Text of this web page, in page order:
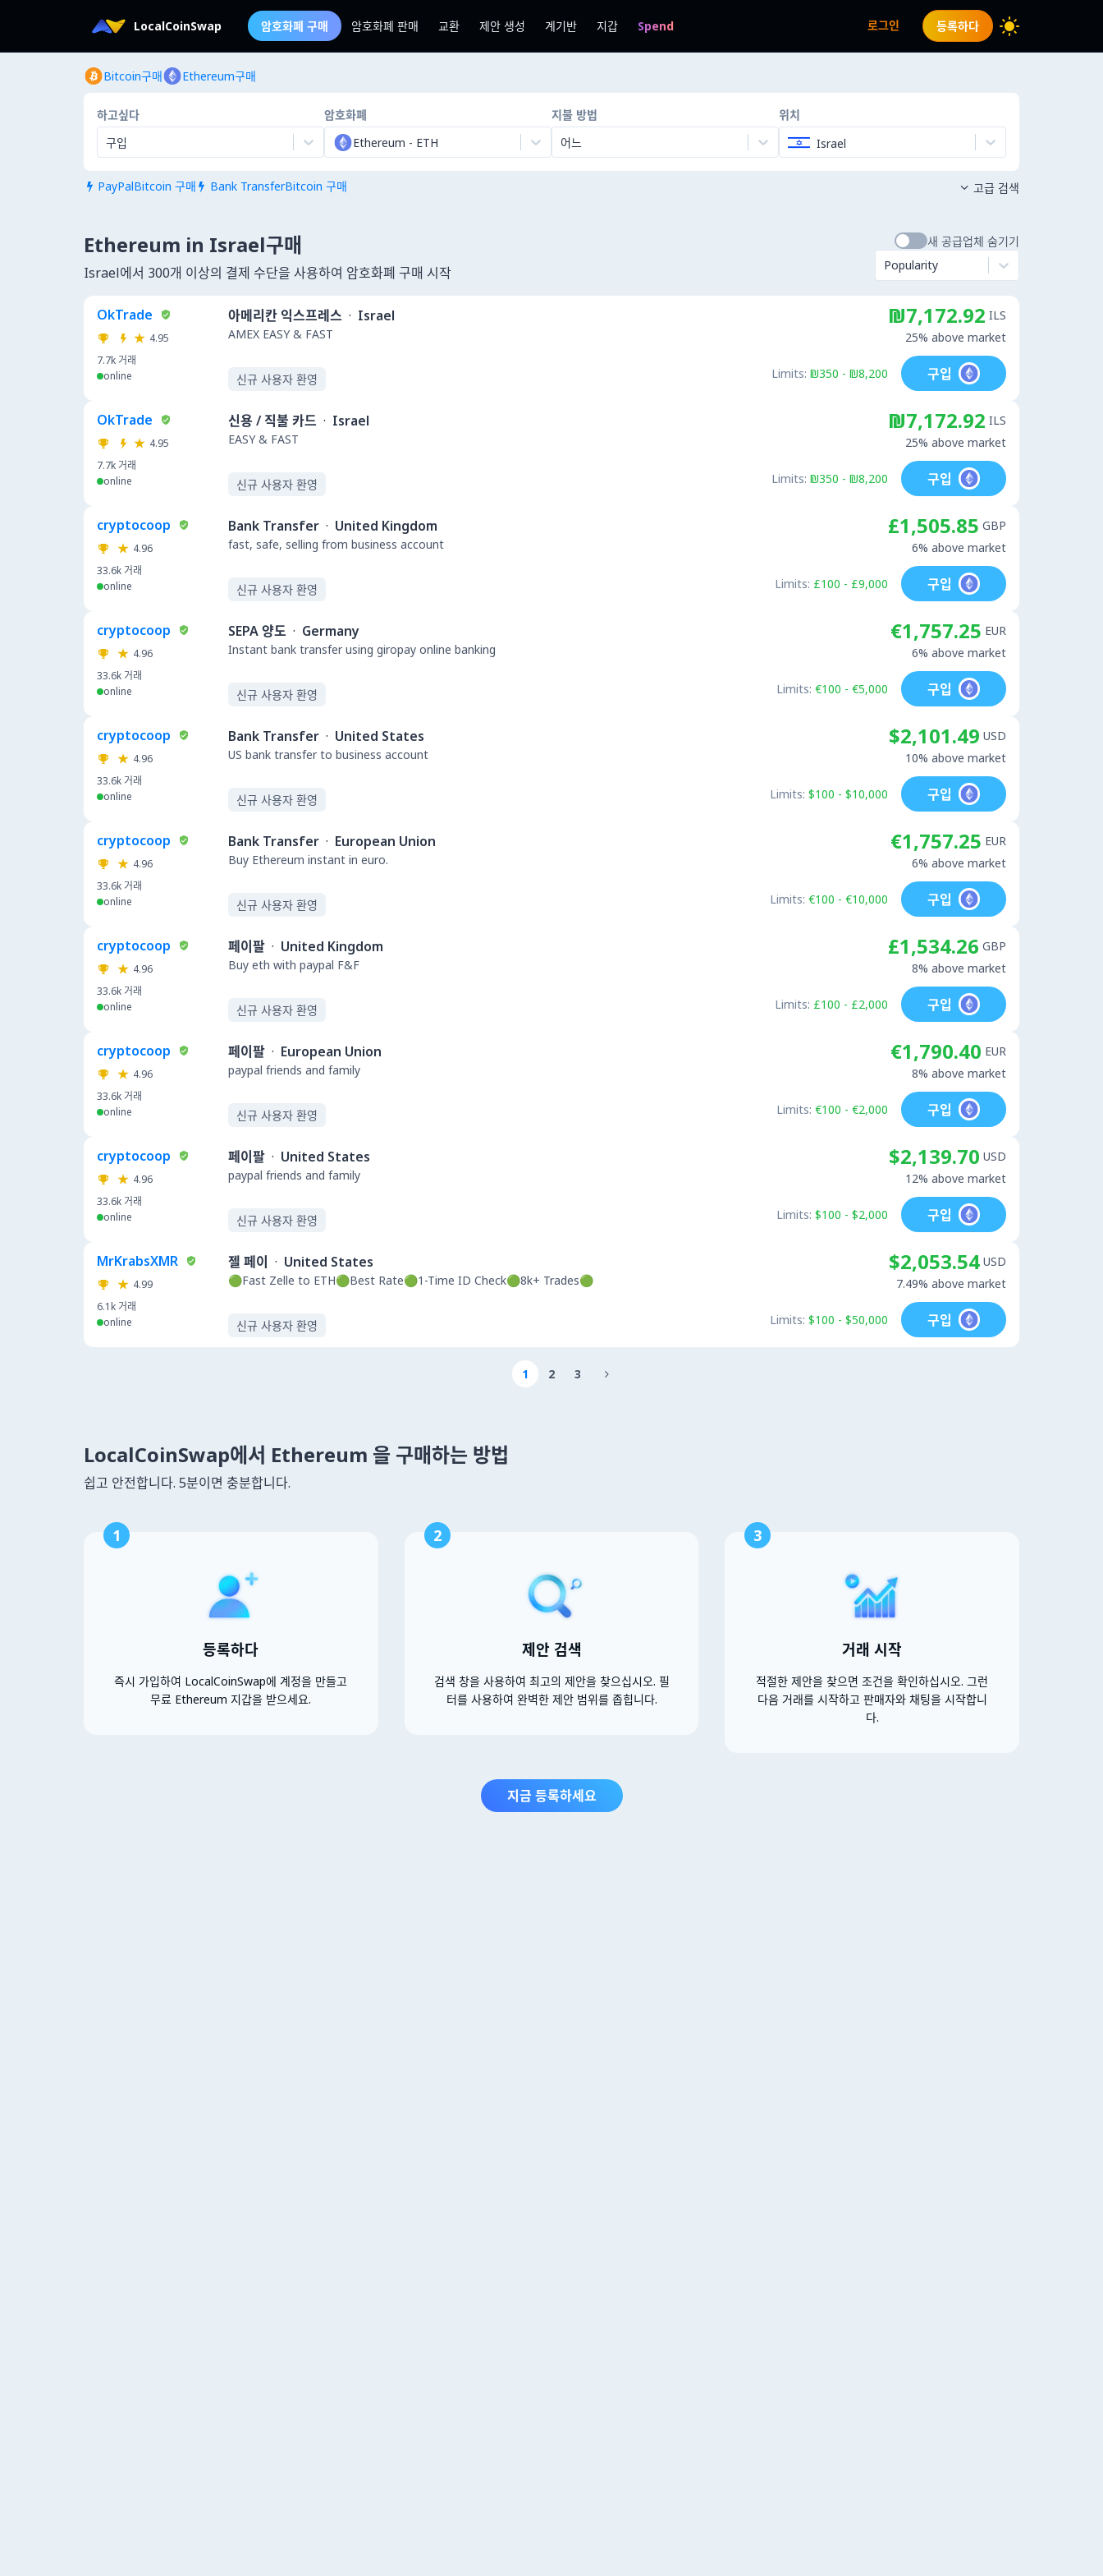
LocalCoinSwap 암호화폐 구매 암호화폐 판매 교환 제안 생성 계기반 지갑 Spend 로그인 등록하다
Bitcoin구매 Ethereum구매
하고싶다
구입
암호화폐
Ethereum - ETH
지불 방법
어느
위치
Israel
 PayPalBitcoin 구매  Bank TransferBitcoin 구매  고급 검색
Ethereum in Israel구매
Israel에서 300개 이상의 결제 수단을 사용하여 암호화폐 구매 시작
새 공급업체 숨기기
Popularity
OkTrade
4.95
7.7k 거래
online
아메리칸 익스프레스 · Israel
AMEX EASY & FAST
신규 사용자 환영
₪7,172.92 ILS
25% above market
Limits: ₪350 - ₪8,200 구입
OkTrade
4.95
7.7k 거래
online
신용 / 직불 카드 · Israel
EASY & FAST
신규 사용자 환영
₪7,172.92 ILS
25% above market
Limits: ₪350 - ₪8,200 구입
cryptocoop
4.96
33.6k 거래
online
Bank Transfer · United Kingdom
fast, safe, selling from business account
신규 사용자 환영
£1,505.85 GBP
6% above market
Limits: £100 - £9,000 구입
cryptocoop
4.96
33.6k 거래
online
SEPA 양도 · Germany
Instant bank transfer using giropay online banking
신규 사용자 환영
€1,757.25 EUR
6% above market
Limits: €100 - €5,000 구입
cryptocoop
4.96
33.6k 거래
online
Bank Transfer · United States
US bank transfer to business account
신규 사용자 환영
$2,101.49 USD
10% above market
Limits: $100 - $10,000 구입
cryptocoop
4.96
33.6k 거래
online
Bank Transfer · European Union
Buy Ethereum instant in euro.
신규 사용자 환영
€1,757.25 EUR
6% above market
Limits: €100 - €10,000 구입
cryptocoop
4.96
33.6k 거래
online
페이팔 · United Kingdom
Buy eth with paypal F&F
신규 사용자 환영
£1,534.26 GBP
8% above market
Limits: £100 - £2,000 구입
cryptocoop
4.96
33.6k 거래
online
페이팔 · European Union
paypal friends and family
신규 사용자 환영
€1,790.40 EUR
8% above market
Limits: €100 - €2,000 구입
cryptocoop
4.96
33.6k 거래
online
페이팔 · United States
paypal friends and family
신규 사용자 환영
$2,139.70 USD
12% above market
Limits: $100 - $2,000 구입
MrKrabsXMR
4.99
6.1k 거래
online
젤 페이 · United States
🟢Fast Zelle to ETH🟢Best Rate🟢1-Time ID Check🟢8k+ Trades🟢
신규 사용자 환영
$2,053.54 USD
7.49% above market
Limits: $100 - $50,000 구입
1 2 3 
LocalCoinSwap에서 Ethereum 을 구매하는 방법
쉽고 안전합니다. 5분이면 충분합니다.
1
등록하다
즉시 가입하여 LocalCoinSwap에 계정을 만들고
무료 Ethereum 지갑을 받으세요.
2
제안 검색
검색 창을 사용하여 최고의 제안을 찾으십시오. 필
터를 사용하여 완벽한 제안 범위를 좁힙니다.
3
거래 시작
적절한 제안을 찾으면 조건을 확인하십시오. 그런
다음 거래를 시작하고 판매자와 채팅을 시작합니
다.
지금 등록하세요